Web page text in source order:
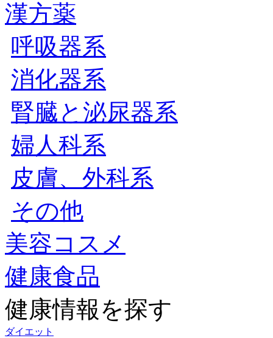
漢方薬
呼吸器系
消化器系
腎臓と泌尿器系
婦人科系
皮膚、外科系
その他
美容コスメ
健康食品
健康情報を探す
ダイエット